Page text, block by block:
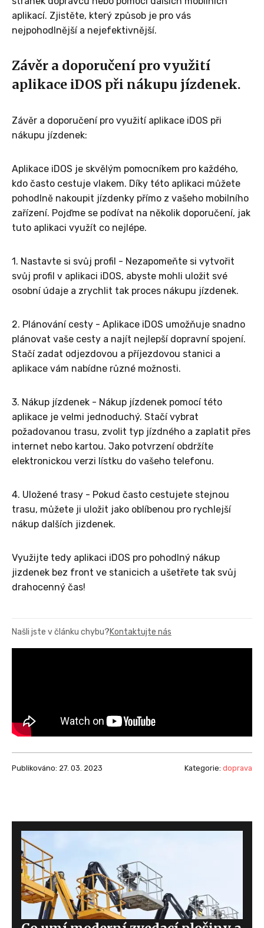
aplikací. Zjistěte, který způsob je pro vás
nejpohodlnější a nejefektivnější.
Závěr a doporučení pro využití
aplikace iDOS při nákupu jízdenek.
Závěr a doporučení pro využití aplikace iDOS při
nákupu jízdenek:
Aplikace iDOS je skvělým pomocníkem pro každého,
kdo často cestuje vlakem. Díky této aplikaci můžete
pohodlně nakoupit jízdenky přímo z vašeho mobilního
zařízení. Pojďme se podívat na několik doporučení, jak
tuto aplikaci využít co nejlépe.
1. Nastavte si svůj profil - Nezapomeňte si vytvořit
svůj profil v aplikaci iDOS, abyste mohli uložit své
osobní údaje a zrychlit tak proces nákupu jízdenek.
2. Plánování cesty - Aplikace iDOS umožňuje snadno
plánovat vaše cesty a najít nejlepší dopravní spojení.
Stačí zadat odjezdovou a příjezdovou stanici a
aplikace vám nabídne různé možnosti.
3. Nákup jízdenek - Nákup jízdenek pomocí této
aplikace je velmi jednoduchý. Stačí vybrat
požadovanou trasu, zvolit typ jízdného a zaplatit přes
internet nebo kartou. Jako potvrzení obdržíte
elektronickou verzi lístku do vašeho telefonu.
4. Uložené trasy - Pokud často cestujete stejnou
trasu, můžete ji uložit jako oblíbenou pro rychlejší
nákup dalších jizdenek.
Využijte tedy aplikaci iDOS pro pohodlný nákup
jizdenek bez front ve stanicich a ušetřete tak svůj
drahocenný čas!
Našli jste v článku chybu?Kontaktujte nás
Publikováno: 27. 03. 2023 Kategorie: doprava